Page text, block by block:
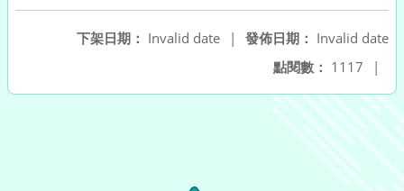
發佈日期： Invalid date
下架日期： Invalid date
|
點閱數： 1117 |